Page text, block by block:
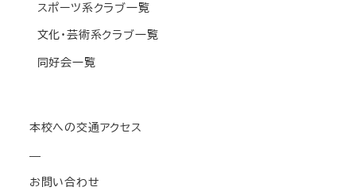
スポーツ系クラブ一覧
文化・芸術系クラブ一覧
同好会一覧
本校への交通アクセス
—
お問い合わせ